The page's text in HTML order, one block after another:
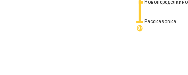
8 А
Рассказовка
Новопеределкино